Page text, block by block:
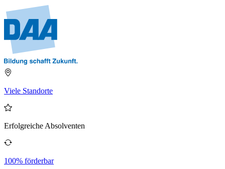
Viele Standorte
Erfolgreiche Absolventen
100% förderbar